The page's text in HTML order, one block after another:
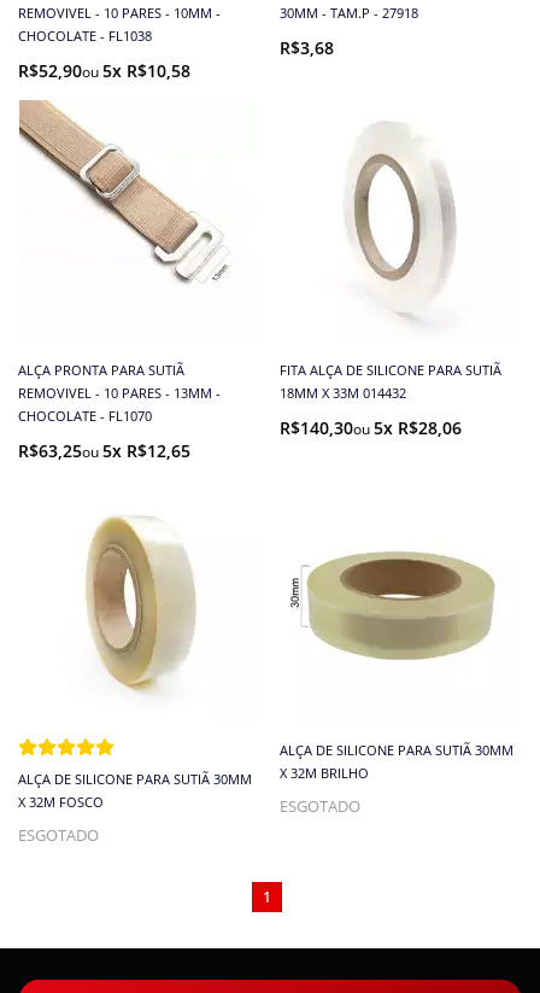
REMOVIVEL - 10 PARES - 10MM -
CHOCOLATE - FL1038
R$52,90 5x R$10,58
30MM - TAM.P - 27918
R$3,68
ALÇA PRONTA PARA SUTIÃ
REMOVIVEL - 10 PARES - 13MM -
CHOCOLATE - FL1070
R$63,25 5x R$12,65
FITA ALÇA DE SILICONE PARA SUTIÃ
18MM X 33M 014432
R$140,30 5x R$28,06
ALÇA DE SILICONE PARA SUTIÃ 30MM
X 32M FOSCO
ESGOTADO
ALÇA DE SILICONE PARA SUTIÃ 30MM
X 32M BRILHO
ESGOTADO
1